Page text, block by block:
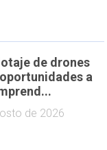
de drones
a
de 2026